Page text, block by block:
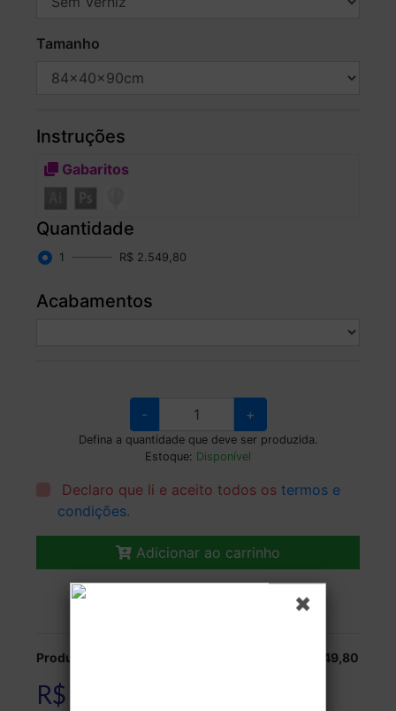
Tamanho
Instruções
Gabaritos
Quantidade
1 R$ 2.549,80
Acabamentos
- +
Defina a quantidade que deve ser produzida.
Estoque: Disponível
Declaro que li e aceito todos ostermos e
condições.
Adicionar ao carrinho
Veja as opções de entrega.
Produção: R$ 2.549,80
R$ 2.549,80